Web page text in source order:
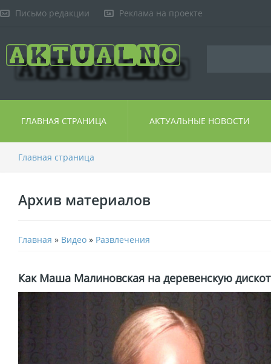
Письмо редакции Реклама на проекте
ГЛАВНАЯ СТРАНИЦА АКТУАЛЬНЫЕ НОВОСТИ
Главная страница
Архив материалов
Главная » Видео » Развлечения
Как Маша Малиновская на деревенскую